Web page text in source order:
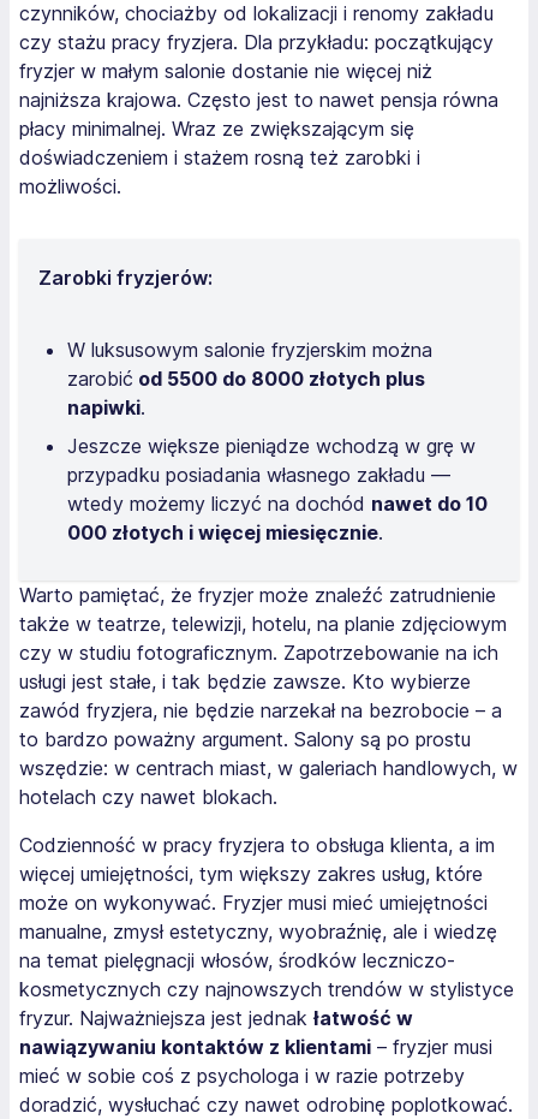
czynników, chociażby od lokalizacji i renomy zakładu
czy stażu pracy fryzjera. Dla przykładu: początkujący
fryzjer w małym salonie dostanie nie więcej niż
najniższa krajowa. Często jest to nawet pensja równa
płacy minimalnej. Wraz ze zwiększającym się
doświadczeniem i stażem rosną też zarobki i
możliwości.
Zarobki fryzjerów:
W luksusowym salonie fryzjerskim można
zarobić od 5500 do 8000 złotych plus
napiwki.
Jeszcze większe pieniądze wchodzą w grę w
przypadku posiadania własnego zakładu —
wtedy możemy liczyć na dochód nawet do 10
000 złotych i więcej miesięcznie.
Warto pamiętać, że fryzjer może znaleźć zatrudnienie
także w teatrze, telewizji, hotelu, na planie zdjęciowym
czy w studiu fotograficznym. Zapotrzebowanie na ich
usługi jest stałe, i tak będzie zawsze. Kto wybierze
zawód fryzjera, nie będzie narzekał na bezrobocie – a
to bardzo poważny argument. Salony są po prostu
wszędzie: w centrach miast, w galeriach handlowych, w
hotelach czy nawet blokach.
Codzienność w pracy fryzjera to obsługa klienta, a im
więcej umiejętności, tym większy zakres usług, które
może on wykonywać. Fryzjer musi mieć umiejętności
manualne, zmysł estetyczny, wyobraźnię, ale i wiedzę
na temat pielęgnacji włosów, środków leczniczo-
kosmetycznych czy najnowszych trendów w stylistyce
fryzur. Najważniejsza jest jednak łatwość w
nawiązywaniu kontaktów z klientami – fryzjer musi
mieć w sobie coś z psychologa i w razie potrzeby
doradzić, wysłuchać czy nawet odrobinę poplotkować.